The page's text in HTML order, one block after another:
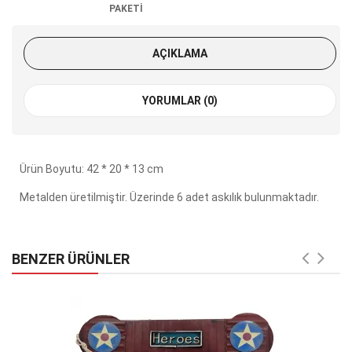
PAKETİ
AÇIKLAMA
YORUMLAR (0)
Ürün Boyutu: 42 * 20 * 13 cm
Metalden üretilmiştir. Üzerinde 6 adet askılık bulunmaktadır.
BENZER ÜRÜNLER